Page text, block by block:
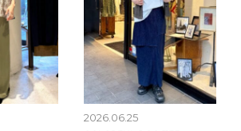
2026.06.25